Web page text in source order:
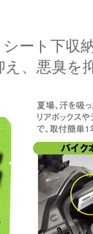
ート下収
、悪臭を